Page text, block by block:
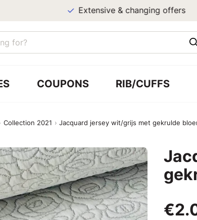
Extensive & changing offers
COUPONS RIB/CUFFS
Collection 2021 Jacquard jersey wit/grijs met gekrulde